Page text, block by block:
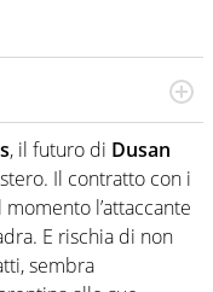
per vivere ogni evento
smisurata per il
è una cosa
, il futuro di Dusan
Il contratto con i
l’attaccante
E rischia di non
sembra